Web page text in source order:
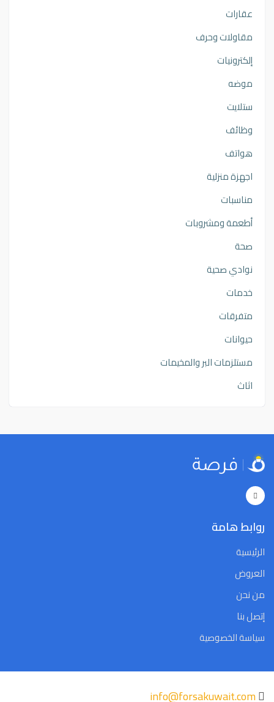
عقارات
مقاولات وحرف
إلكترونيات
موضه
ستلايت
وظائف
هواتف
اجهزة منزلية
مناسبات
أطعمة ومشروبات
صحة
نوادي صحية
خدمات
متفرقات
حيوانات
مستلزمات البر والمخيمات
اثاث
روابط هامة
الرئيسية
العروض
من نحن
إتصل بنا
سياسة الخصوصية
info@forsakuwait.com